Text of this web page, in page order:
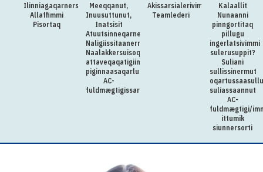
Ilinniagaqarnersiuteqartitsivimmi
Allaffimmi
Pisortaq
Meeqqanut,
Inuusuttunut,
Inatsisit
Atuutsinneqarnerannut
Naligiissitaanermullu
Naalakkersuisoqarfik
attaveqaqatigiinnermut
piginnaasaqarluartumik
AC-
fuldmægtigissarsiorpoq
Akissarsialerivimmi
Teamlederi
Kalaallit
Nunaanni
pinngortitaq
pillugu
ingerlatsivimmi
sulerusuppit?
Suliani
sullissinermut
oqartussaasullu
suliassaannut
AC-
fuldmægtigi/
ittumik
siunnersorti